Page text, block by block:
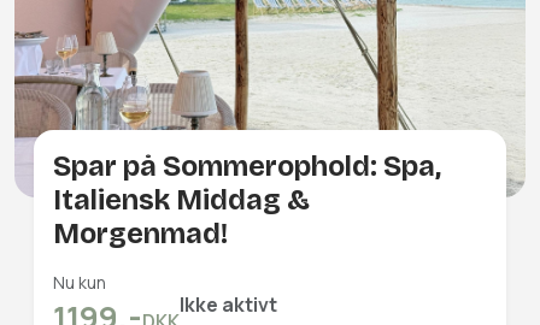
Spar på Sommerophold: Spa,
Italiensk Middag &
Morgenmad!
Nu kun
Ikke aktivt